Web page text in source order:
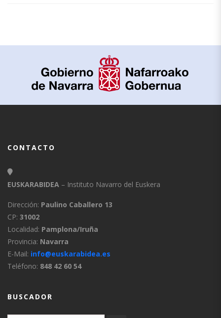
CONTACTO
EUSKARABIDEA – Instituto Navarro del Euskera
Dirección: Paulino Caballero 13
CP: 31002
Localidad: Pamplona/Iruña
Provincia: Navarra
E-Mail: info@euskarabidea.es
Teléfono: 848 42 60 54
BUSCADOR